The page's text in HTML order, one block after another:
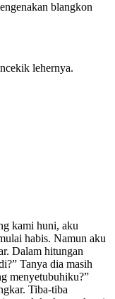
blangkon
lehernya.
kami huni, aku
habis. Namun aku
Dalam hitungan
Tanya dia masih
menyetubuhiku?”
Tiba-tiba